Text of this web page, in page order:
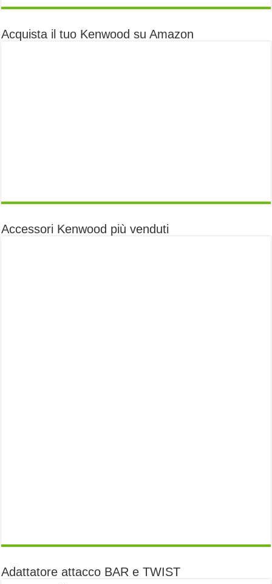
Acquista il tuo Kenwood su Amazon
Accessori Kenwood più venduti
Adattatore attacco BAR e TWIST